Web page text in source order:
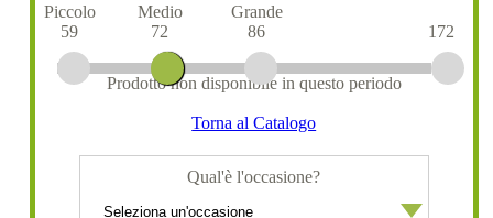
Piccolo
59
Medio
72
Grande
86
172
Prodotto non disponibile in questo periodo
Torna al Catalogo
Qual'è l'occasione?